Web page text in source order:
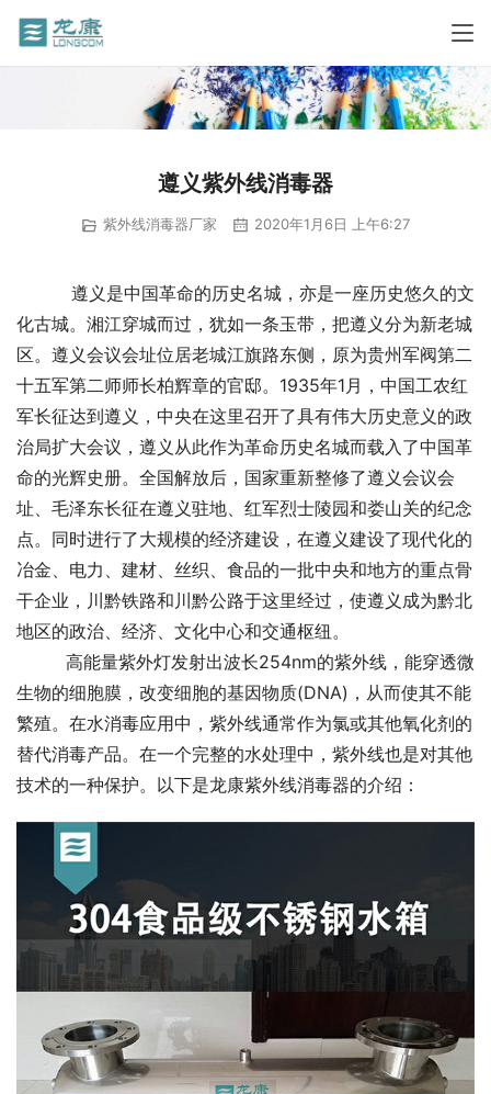
遵义紫外线消毒器
紫外线消毒器厂家 2020年1月6日 上午6:27
遵义是中国革命的历史名城，亦是一座历史悠久的文
化古城。湘江穿城而过，犹如一条玉带，把遵义分为新老城
区。遵义会议会址位居老城江旗路东侧，原为贵州军阀第二
十五军第二师师长柏辉章的官邸。1935年1月，中国工农红
军长征达到遵义，中央在这里召开了具有伟大历史意义的政
治局扩大会议，遵义从此作为革命历史名城而载入了中国革
命的光辉史册。全国解放后，国家重新整修了遵义会议会
址、毛泽东长征在遵义驻地、红军烈士陵园和娄山关的纪念
点。同时进行了大规模的经济建设，在遵义建设了现代化的
冶金、电力、建材、丝织、食品的一批中央和地方的重点骨
干企业，川黔铁路和川黔公路于这里经过，使遵义成为黔北
地区的政治、经济、文化中心和交通枢纽。
高能量紫外灯发射出波长254nm的紫外线，能穿透微
生物的细胞膜，改变细胞的基因物质(DNA)，从而使其不能
繁殖。在水消毒应用中，紫外线通常作为氯或其他氧化剂的
替代消毒产品。在一个完整的水处理中，紫外线也是对其他
技术的一种保护。以下是龙康紫外线消毒器的介绍：